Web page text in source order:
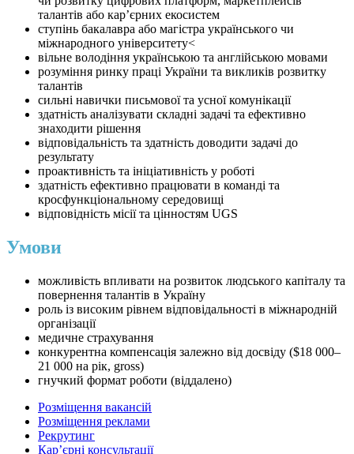
талантів або кар’єрних екосистем
ступінь бакалавра або магістра українського чи
міжнародного університету<
⁠вільне володіння українською та англійською мовами
розуміння ринку праці України та викликів розвитку
талантів
⁠сильні навички письмової та усної комунікації
⁠здатність аналізувати складні задачі та ефективно
знаходити рішення
⁠відповідальність та здатність доводити задачі до
результату
⁠проактивність та ініціативність у роботі
⁠здатність ефективно працювати в команді та
кросфункціональному середовищі
⁠відповідність місії та цінностям UGS
Умови
можливість впливати на розвиток людського капіталу та
повернення талантів в Україну
роль із високим рівнем відповідальності в міжнародній
організації
медичне страхування
⁠конкурентна компенсація залежно від досвіду ($18 000–
21 000 на рік, gross)
гнучкий формат роботи (віддалено)
Розміщення вакансій
Розміщення реклами
Рекрутинг
Карʼєрні консультації